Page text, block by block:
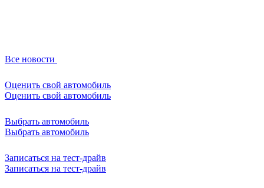
Все новости
Оценить свой автомобиль
Оценить свой автомобиль
Выбрать автомобиль
Выбрать автомобиль
Записаться на тест-драйв
Записаться на тест-драйв